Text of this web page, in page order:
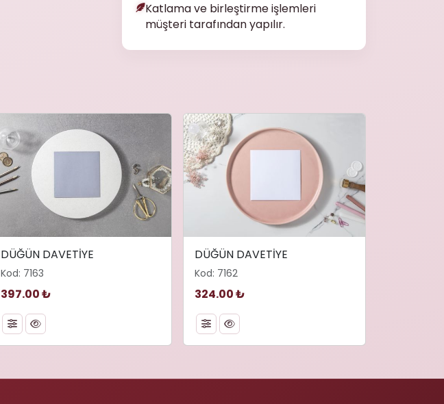
Katlama ve birleştirme işlemleri
müşteri tarafından yapılır.
DÜĞÜN DAVETİYE
Kod: 7163
397.00 ₺
DÜĞÜN DAVETİYE
Kod: 7162
324.00 ₺